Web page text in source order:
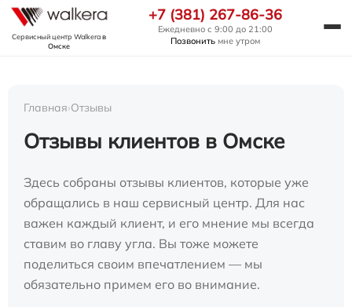
Сервисный центр Walkeraв
Омске
+7 (381) 267-86-36
Ежедневно с 9:00 до 21:00
Позвонить мне утром
Главная›Отзывы
Отзывы клиентов в Омске
Здесь собраны отзывы клиентов, которые уже
обращались в наш сервисный центр. Для нас
важен каждый клиент, и его мнение мы всегда
ставим во главу угла. Вы тоже можете
поделиться своим впечатлением — мы
обязательно примем его во внимание.